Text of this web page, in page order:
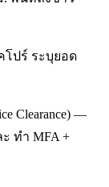
โปร์ ระบุยอด
Clearance) —
ะ ทำ MFA +